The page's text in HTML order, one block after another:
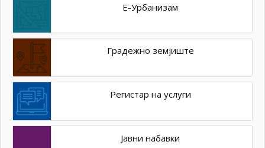
Е-Урбанизам
Градежно земјиште
Регистар на услуги
Јавни набавки